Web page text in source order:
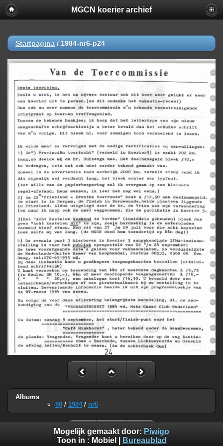
MGCN koerier archief
Startpagina / 1984-nr6-p24
Albums
80 / 1984/ nr6
Mogelijk gemaakt door: Piwigo
Toon in : Mobiel Bureaublad